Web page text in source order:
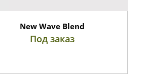
New Wave Blend
Под заказ